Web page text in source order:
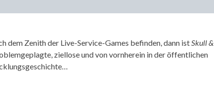
dem Zenith der Live-Service-Games befinden, dann istSkull &
ziellose und von vornherein in der öffentlichen